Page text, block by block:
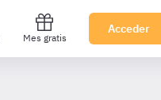
Mes gratis
Acceder